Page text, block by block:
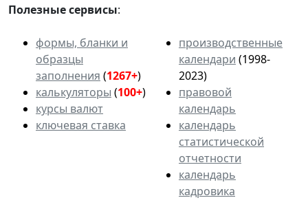
Полезные сервисы:
формы, бланки и
образцы
заполнения (1267+)
калькуляторы (100+)
курсы валют
ключевая ставка
производственные
календари (1998-
2023)
правовой
календарь
календарь
статистической
отчетности
календарь
кадровика